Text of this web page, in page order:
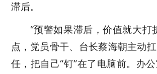
滞后。
“预警如果滞后，价值就大打
点，党员骨干、台长蔡海朝主动
任，把自己“钉”在了电脑前。 办